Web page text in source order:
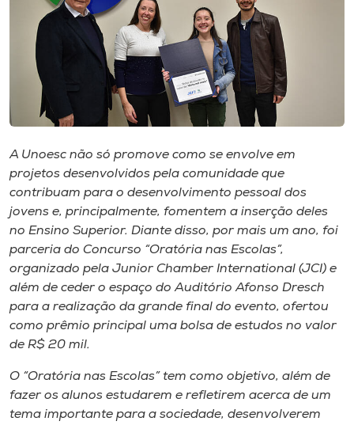
Editora
Rádio
Museu
Unoesc
Store
Selecione
A+
A-
A Unoesc não só promove como se envolve em
projetos desenvolvidos pela comunidade que
contribuam para o desenvolvimento pessoal dos
jovens e, principalmente, fomentem a inserção deles
no Ensino Superior. Diante disso, por mais um ano, foi
parceria do Concurso “Oratória nas Escolas”,
organizado pela Junior Chamber International (JCI) e
além de ceder o espaço do Auditório Afonso Dresch
para a realização da grande final do evento, ofertou
como prêmio principal uma bolsa de estudos no valor
de R$ 20 mil.
O “Oratória nas Escolas” tem como objetivo, além de
fazer os alunos estudarem e refletirem acerca de um
tema importante para a sociedade, desenvolverem